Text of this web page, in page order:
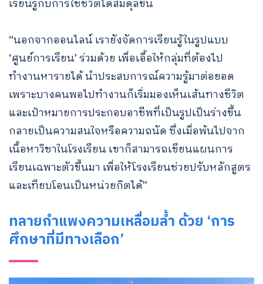
เรียนรู้กับการใช้ชีวิตได้สมดุลขึ้น
“นอกจากออนไลน์ เรายังจัดการเรียนรู้ในรูปแบบ
‘ศูนย์การเรียน’ ร่วมด้วย เพื่อเอื้อให้กลุ่มที่ต้องไป
ทำงานหารายได้ นำประสบการณ์ความรู้มาต่อยอด
เพราะบางคนพอไปทำงานก็เริ่มมองเห็นเส้นทางชีวิต
และเป้าหมายการประกอบอาชีพที่เป็นรูปเป็นร่างขึ้น
กลายเป็นความสนใจหรือความถนัด ซึ่งเมื่อพ้นไปจาก
เนื้อหาวิชาในโรงเรียน เขาก็สามารถเขียนแผนการ
เรียนเฉพาะตัวขึ้นมา เพื่อให้โรงเรียนช่วยปรับหลักสูตร
และเทียบโอนเป็นหน่วยกิตได้”
ทลายกำแพงความเหลื่อมล้ำ ด้วย ‘การ
ศึกษาที่มีทางเลือก’